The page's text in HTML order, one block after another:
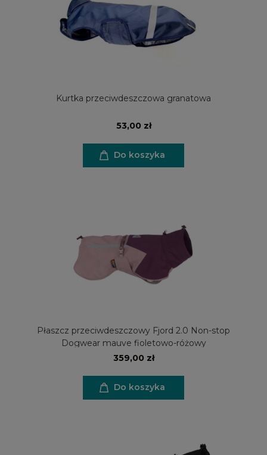
Kurtka przeciwdeszczowa granatowa
53,00 zł
Do koszyka
Płaszcz przeciwdeszczowy Fjord 2.0 Non-stop
Dogwear mauve fioletowo-różowy
359,00 zł
Do koszyka